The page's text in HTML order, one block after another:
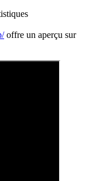
offre un aperçu sur